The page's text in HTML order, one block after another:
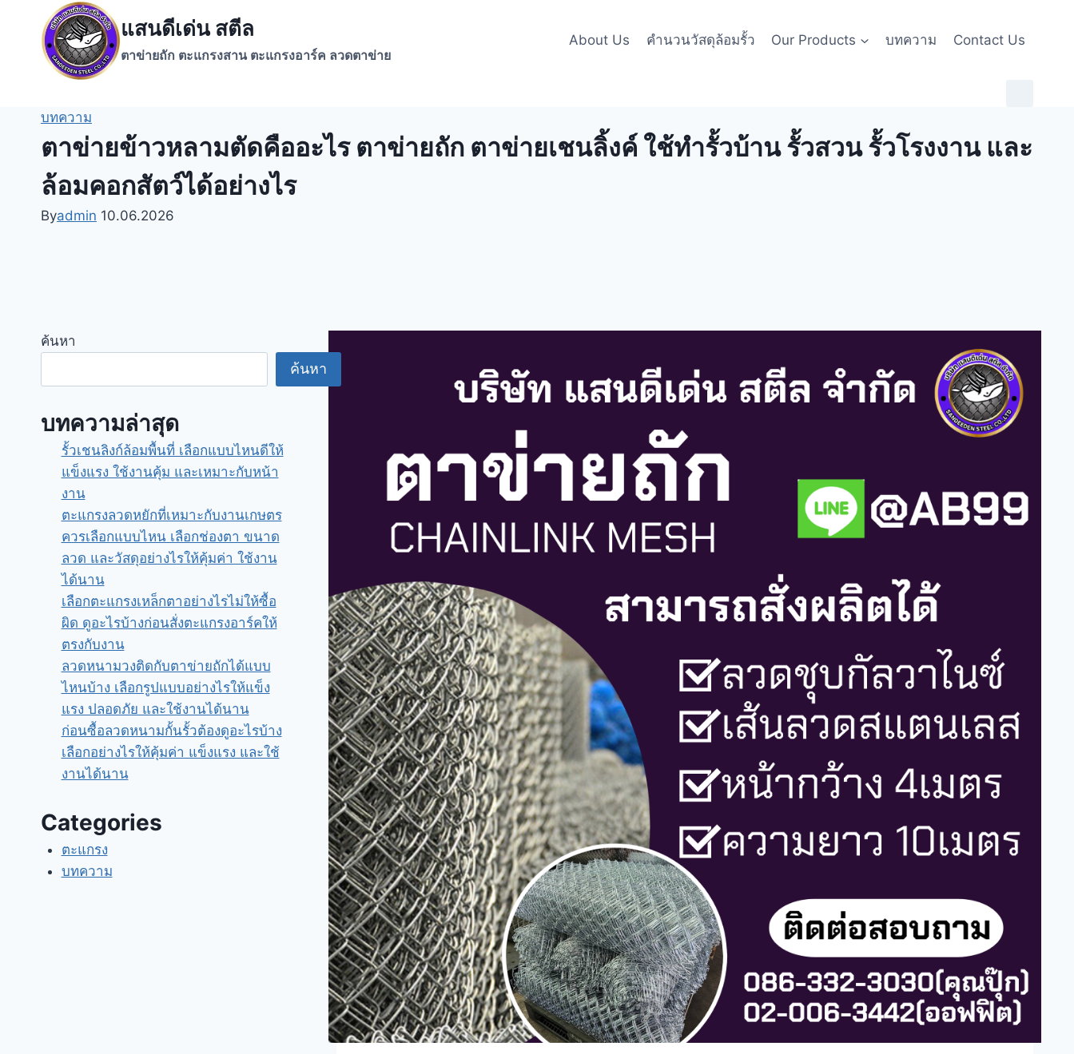
content
แสนดีเด่น สตีล
ตาข่ายถัก ตะแกรงสาน ตะแกรงอาร์ค ลวดตาข่าย
About Us คำนวนวัสดุล้อมรั้ว Our Products บทความ Contact Us
บทความ
ตาข่ายข้าวหลามตัดคืออะไร ตาข่ายถัก ตาข่ายเชนลิ้งค์ ใช้ทำรั้วบ้าน รั้วสวน รั้วโรงงาน และ
ล้อมคอกสัตว์ได้อย่างไร
Byadmin 10.06.2026
ค้นหา
ค้นหา
บทความล่าสุด
รั้วเชนลิงก์ล้อมพื้นที่ เลือกแบบไหนดีให้
แข็งแรง ใช้งานคุ้ม และเหมาะกับหน้า
งาน
ตะแกรงลวดหยักที่เหมาะกับงานเกษตร
ควรเลือกแบบไหน เลือกช่องตา ขนาด
ลวด และวัสดุอย่างไรให้คุ้มค่า ใช้งาน
ได้นาน
เลือกตะแกรงเหล็กตาอย่างไรไม่ให้ซื้อ
ผิด ดูอะไรบ้างก่อนสั่งตะแกรงอาร์คให้
ตรงกับงาน
ลวดหนามวงติดกับตาข่ายถักได้แบบ
ไหนบ้าง เลือกรูปแบบอย่างไรให้แข็ง
แรง ปลอดภัย และใช้งานได้นาน
ก่อนซื้อลวดหนามกั้นรั้วต้องดูอะไรบ้าง
เลือกอย่างไรให้คุ้มค่า แข็งแรง และใช้
งานได้นาน
Categories
ตะแกรง
บทความ